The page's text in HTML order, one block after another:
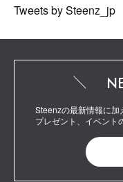
Tweets by Steenz_jp
Steenzの最新情報に
プレゼント、イベント